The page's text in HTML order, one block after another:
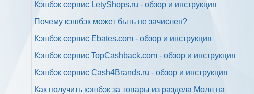
Кэшбэк сервис LetyShops.ru - обзор и инструкция
Почему кэшбэк может быть не зачислен?
Кэшбэк сервис Ebates.com - обзор и инструкция
Кэшбэк сервис TopCashback.com - обзор и инструкция
Кэшбэк сервис Cash4Brands.ru - обзор и инструкция
Как получить кэшбэк за товары из раздела Молл на